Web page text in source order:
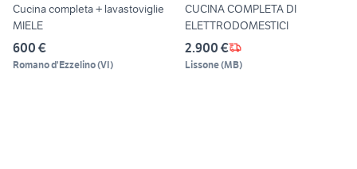
Cucina completa + lavastoviglie
MIELE
600 €
Romano d'Ezzelino(VI)
CUCINA COMPLETA DI
ELETTRODOMESTICI
2.900 €
Lissone(MB)